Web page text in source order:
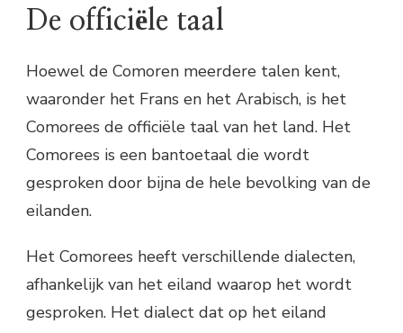
De officiële taal
Hoewel de Comoren meerdere talen kent,
waaronder het Frans en het Arabisch, is het
Comorees de officiële taal van het land. Het
Comorees is een bantoetaal die wordt
gesproken door bijna de hele bevolking van de
eilanden.
Het Comorees heeft verschillende dialecten,
afhankelijk van het eiland waarop het wordt
gesproken. Het dialect dat op het eiland